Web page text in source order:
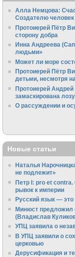
Алла Немцова:
Создателю человек
Протоиерей Пётр
сторону добра
Инна Андреева
людьми»
Может ли море
Протоиерей Пётр
детьми, несмотря
Протоиерей
замаскирована
О рассуждении и
Новые статьи
Наталья
не подлежит»
Петр I: pro et contra.
рывок к империи
Русский язык — это
Минюст предложил
(Владислав
УПЦ заявила о
В УПЦ заявили о
церковью
Дерусификация и